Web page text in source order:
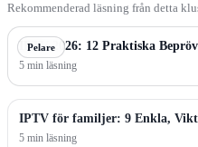
Rekommenderad läsning från detta
Pelare
IPTV 2026: 12 Praktiska
5 min läsning
IPTV för familjer: 9 Enkla,
5 min läsning